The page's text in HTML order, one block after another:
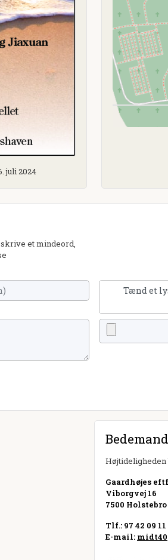
juli 2024
et mindeord,
Tænd et
Bedemand
Gaardhøjes
Viborgvej 16
7500 Holstebro
Tlf.: 97 42 09 11
E-mail: